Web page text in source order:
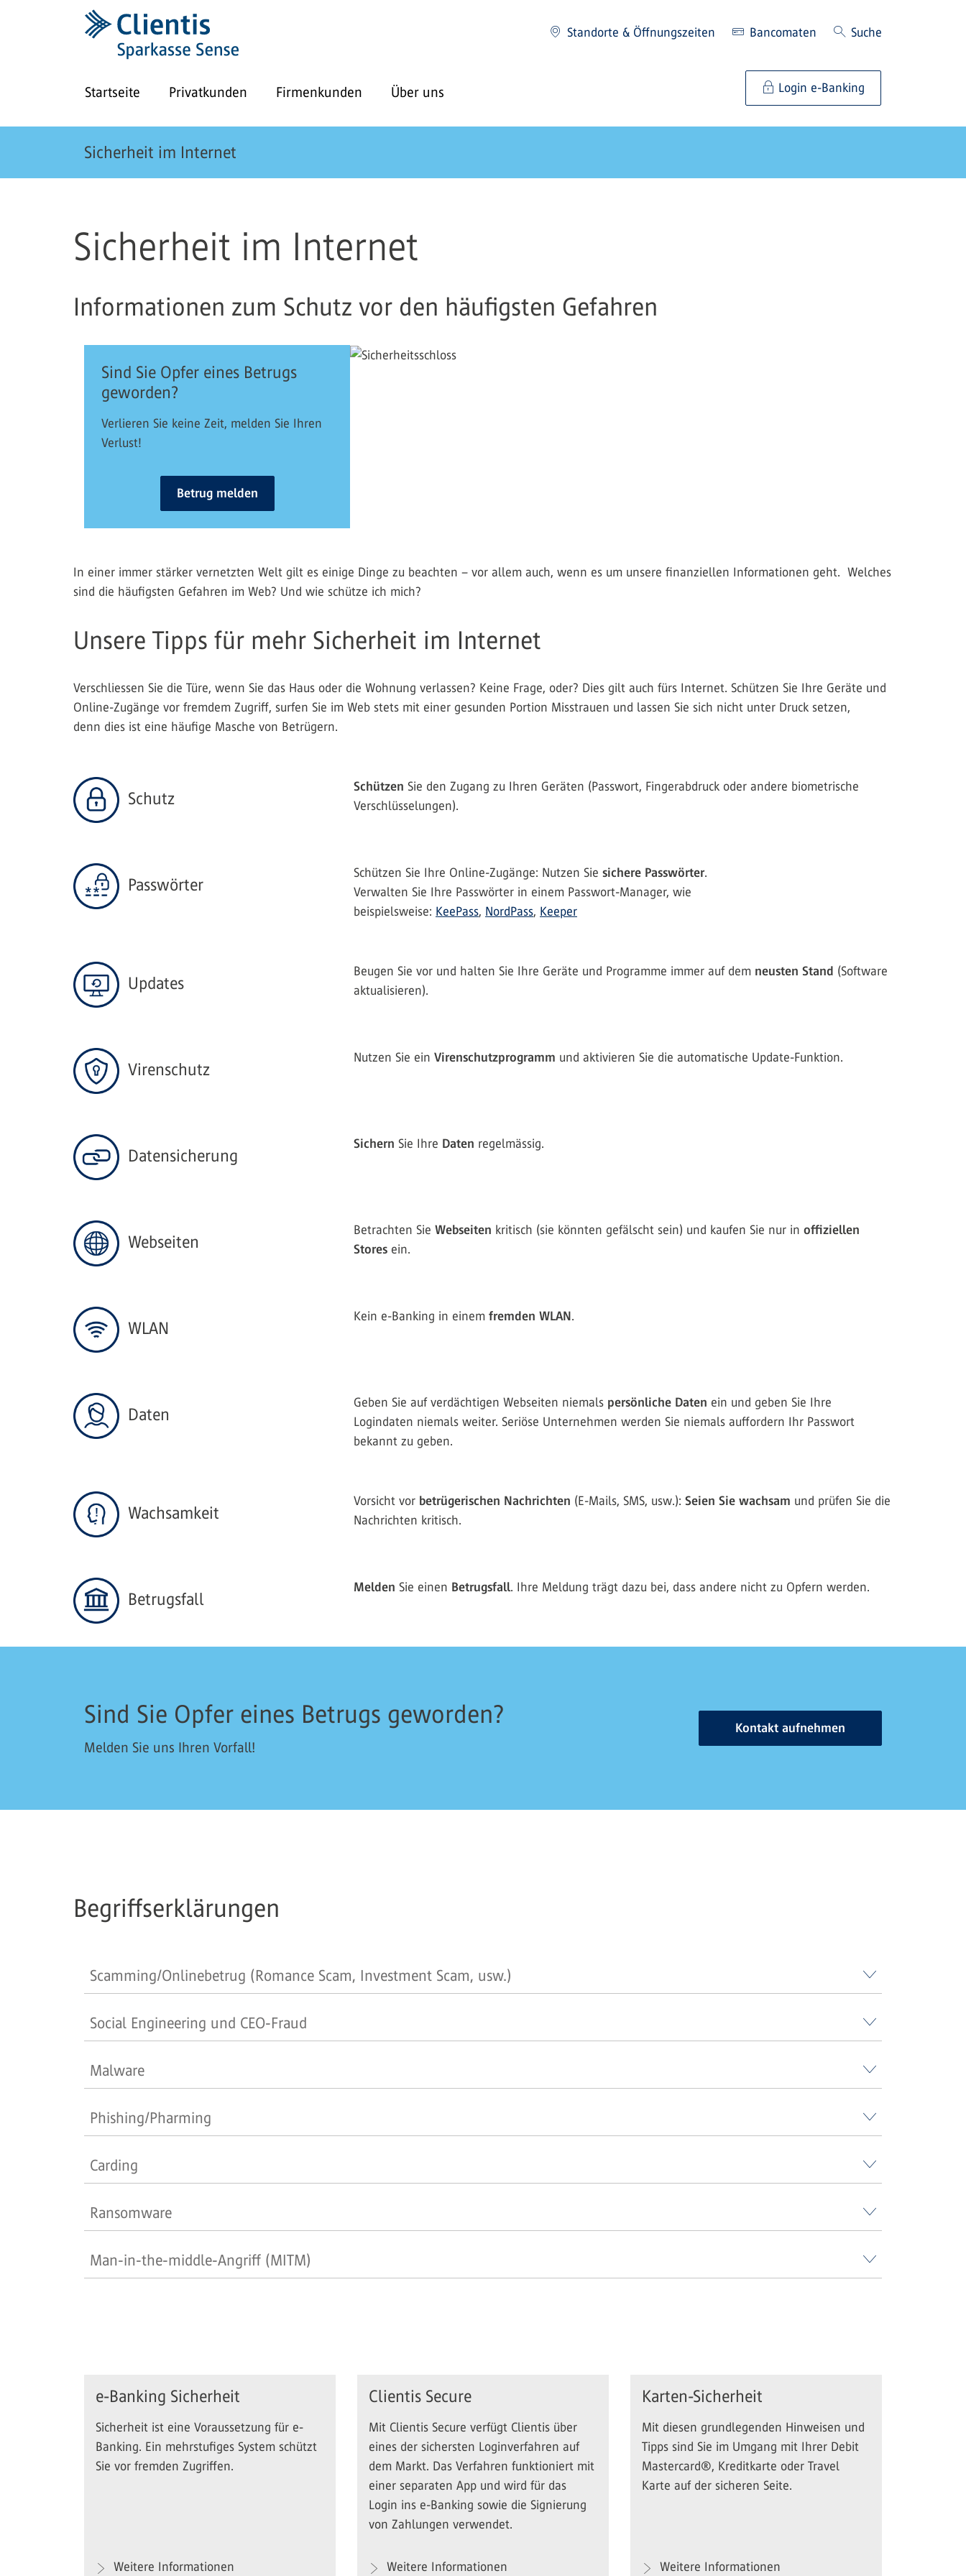
Standorte & Öffnungszeiten Bancomaten Suche
Startseite Privatkunden Firmenkunden Über uns Login e-Banking
Sicherheit im Internet
Sicherheit im Internet
Informationen zum Schutz vor den häufigsten Gefahren
Sind Sie Opfer eines Betrugs
geworden?
Verlieren Sie keine Zeit, melden Sie Ihren
Verlust!
Betrug melden
In einer immer stärker vernetzten Welt gilt es einige Dinge zu beachten – vor allem auch, wenn es um unsere finanziellen Informationen geht. Welches
sind die häufigsten Gefahren im Web? Und wie schütze ich mich?
Unsere Tipps für mehr Sicherheit im Internet
Verschliessen Sie die Türe, wenn Sie das Haus oder die Wohnung verlassen? Keine Frage, oder? Dies gilt auch fürs Internet. Schützen Sie Ihre Geräte und
Online-Zugänge vor fremdem Zugriff, surfen Sie im Web stets mit einer gesunden Portion Misstrauen und lassen Sie sich nicht unter Druck setzen,
denn dies ist eine häufige Masche von Betrügern.
Schutz
Schützen Sie den Zugang zu Ihren Geräten (Passwort, Fingerabdruck oder andere biometrische
Verschlüsselungen).
Passwörter
Schützen Sie Ihre Online-Zugänge: Nutzen Sie sichere Passwörter.
Verwalten Sie Ihre Passwörter in einem Passwort-Manager, wie
beispielsweise: KeePass, NordPass, Keeper
Updates
Beugen Sie vor und halten Sie Ihre Geräte und Programme immer auf dem neusten Stand (Software
aktualisieren).
Virenschutz
Nutzen Sie ein Virenschutzprogramm und aktivieren Sie die automatische Update-Funktion.
Datensicherung
Sichern Sie Ihre Daten regelmässig.
Webseiten
Betrachten Sie Webseiten kritisch (sie könnten gefälscht sein) und kaufen Sie nur in offiziellen
Stores ein.
WLAN
Kein e-Banking in einem fremden WLAN.
Daten
Geben Sie auf verdächtigen Webseiten niemals persönliche Daten ein und geben Sie Ihre
Logindaten niemals weiter. Seriöse Unternehmen werden Sie niemals auffordern Ihr Passwort
bekannt zu geben.
Wachsamkeit
Vorsicht vor betrügerischen Nachrichten (E-Mails, SMS, usw.): Seien Sie wachsam und prüfen Sie die
Nachrichten kritisch.
Betrugsfall
Melden Sie einen Betrugsfall. Ihre Meldung trägt dazu bei, dass andere nicht zu Opfern werden.
Sind Sie Opfer eines Betrugs geworden?
Melden Sie uns Ihren Vorfall!
Kontakt aufnehmen
Begriffserklärungen
Scamming/Onlinebetrug (Romance Scam, Investment Scam, usw.)
Social Engineering und CEO-Fraud
Malware
Phishing/Pharming
Carding
Ransomware
Man-in-the-middle-Angriff (MITM)
e-Banking Sicherheit
Sicherheit ist eine Voraussetzung für e-
Banking. Ein mehrstufiges System schützt
Sie vor fremden Zugriffen.
Weitere Informationen
Clientis Secure
Mit Clientis Secure verfügt Clientis über
eines der sichersten Loginverfahren auf
dem Markt. Das Verfahren funktioniert mit
einer separaten App und wird für das
Login ins e-Banking sowie die Signierung
von Zahlungen verwendet.
Weitere Informationen
Karten-Sicherheit
Mit diesen grundlegenden Hinweisen und
Tipps sind Sie im Umgang mit Ihrer Debit
Mastercard®, Kreditkarte oder Travel
Karte auf der sicheren Seite.
Weitere Informationen